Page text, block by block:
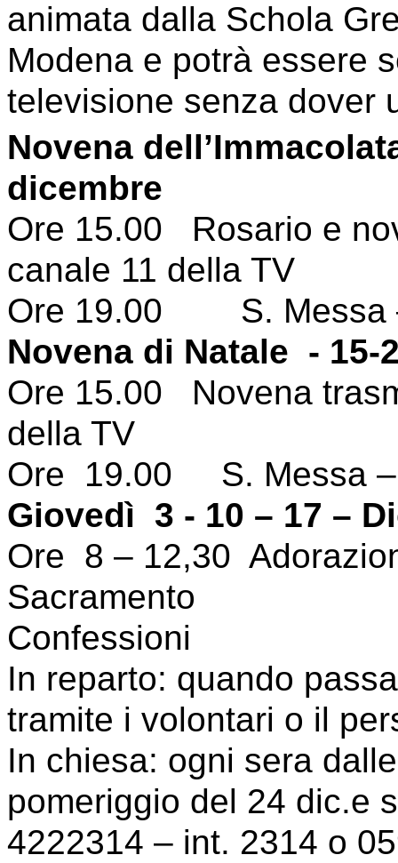
animata dalla Schola
Modena e potrà essere
televisione senza dover
Novena
dicembre
Ore 15.00 Rosario e
canale 11 della TV
Ore 19.00 S. Messa
Novena di Natale - 15-
Ore 15.00 Novena
della TV
Ore 19.00 S. Messa –
Giovedì 3 - 10 – 17 –
Ore 8 – 12,30
Sacramento
Confessioni
In reparto: quando
tramite i volontari o il
In chiesa: ogni sera
pomeriggio del 24 dic.e
4222314 – int. 2314 o